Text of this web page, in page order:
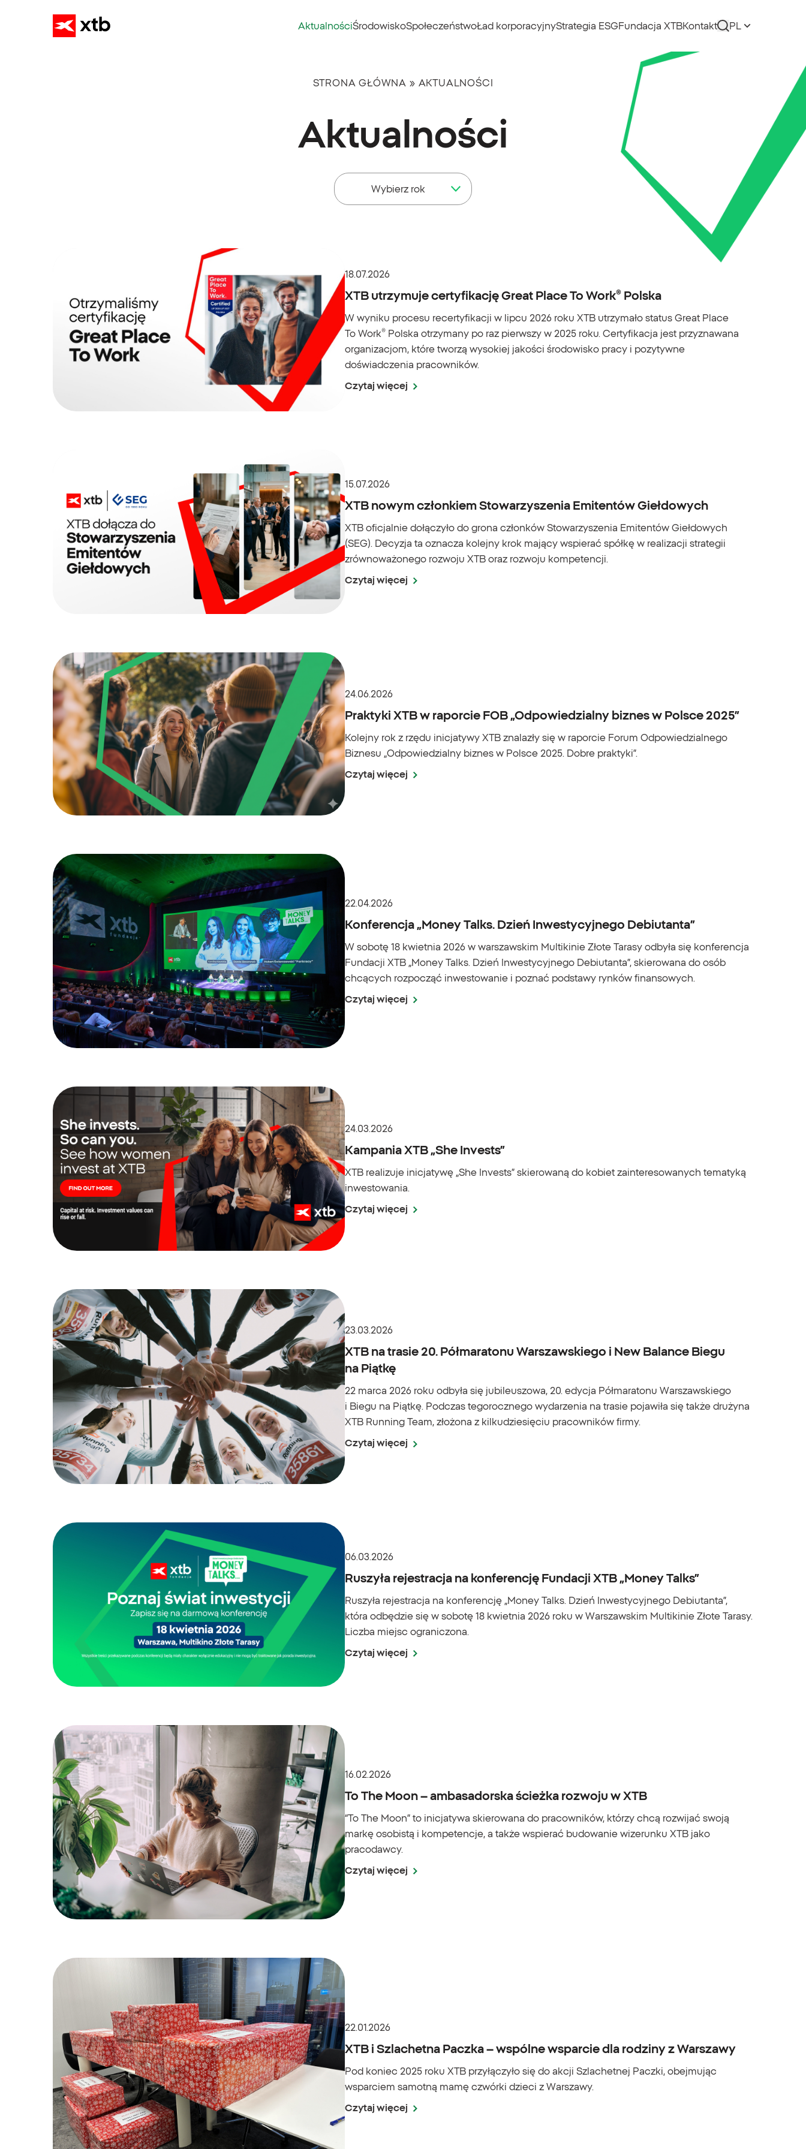
AktualnościŚrodowiskoSpołeczeństwoŁad korporacyjnyStrategia ESGFundacja XTBKontakt PL
STRONA GŁÓWNA » AKTUALNOŚCI
Aktualności
Wybierz rok
18.07.2026
XTB utrzymuje certyfikację Great Place To Work® Polska
W wyniku procesu recertyfikacji w lipcu 2026 roku XTB utrzymało status Great Place
To Work® Polska otrzymany po raz pierwszy w 2025 roku. Certyfikacja jest przyznawana
organizacjom, które tworzą wysokiej jakości środowisko pracy i pozytywne
doświadczenia pracowników.
Czytaj więcej
15.07.2026
XTB nowym członkiem Stowarzyszenia Emitentów Giełdowych
XTB oficjalnie dołączyło do grona członków Stowarzyszenia Emitentów Giełdowych
(SEG). Decyzja ta oznacza kolejny krok mający wspierać spółkę w realizacji strategii
zrównoważonego rozwoju XTB oraz rozwoju kompetencji.
Czytaj więcej
24.06.2026
Praktyki XTB w raporcie FOB „Odpowiedzialny biznes w Polsce 2025”
Kolejny rok z rzędu inicjatywy XTB znalazły się w raporcie Forum Odpowiedzialnego
Biznesu „Odpowiedzialny biznes w Polsce 2025. Dobre praktyki”.
Czytaj więcej
22.04.2026
Konferencja „Money Talks. Dzień Inwestycyjnego Debiutanta”
W sobotę 18 kwietnia 2026 w warszawskim Multikinie Złote Tarasy odbyła się konferencja
Fundacji XTB „Money Talks. Dzień Inwestycyjnego Debiutanta”, skierowana do osób
chcących rozpocząć inwestowanie i poznać podstawy rynków finansowych.
Czytaj więcej
24.03.2026
Kampania XTB „She Invests”
XTB realizuje inicjatywę „She Invests” skierowaną do kobiet zainteresowanych tematyką
inwestowania.
Czytaj więcej
23.03.2026
XTB na trasie 20. Półmaratonu Warszawskiego i New Balance Biegu
na Piątkę
22 marca 2026 roku odbyła się jubileuszowa, 20. edycja Półmaratonu Warszawskiego
i Biegu na Piątkę. Podczas tegorocznego wydarzenia na trasie pojawiła się także drużyna
XTB Running Team, złożona z kilkudziesięciu pracowników firmy.
Czytaj więcej
06.03.2026
Ruszyła rejestracja na konferencję Fundacji XTB „Money Talks”
Ruszyła rejestracja na konferencję „Money Talks. Dzień Inwestycyjnego Debiutanta”,
która odbędzie się w sobotę 18 kwietnia 2026 roku w Warszawskim Multikinie Złote Tarasy.
Liczba miejsc ograniczona.
Czytaj więcej
16.02.2026
To The Moon – ambasadorska ścieżka rozwoju w XTB
“To The Moon” to inicjatywa skierowana do pracowników, którzy chcą rozwijać swoją
markę osobistą i kompetencje, a także wspierać budowanie wizerunku XTB jako
pracodawcy.
Czytaj więcej
22.01.2026
XTB i Szlachetna Paczka – wspólne wsparcie dla rodziny z Warszawy
Pod koniec 2025 roku XTB przyłączyło się do akcji Szlachetnej Paczki, obejmując
wsparciem samotną mamę czwórki dzieci z Warszawy.
Czytaj więcej